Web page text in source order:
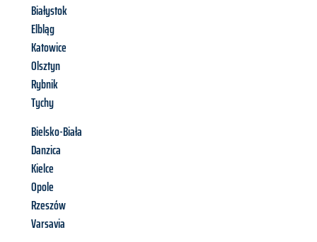
Białystok
Elbląg
Katowice
Olsztyn
Rybnik
Tychy
Bielsko-Biała
Danzica
Kielce
Opole
Rzeszów
Varsavia